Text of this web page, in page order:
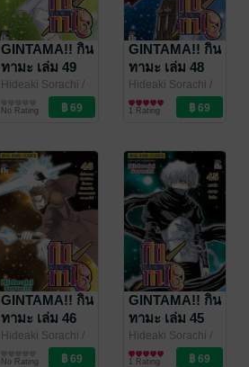
GINTAMA!! กิน
ทามะ เล่ม 49
Hideaki Sorachi /
Siam Inter Comics
การ์ตูนทั่วไป
No Rating
GINTAMA!! กิน
ทามะ เล่ม 48
Hideaki Sorachi /
Siam Inter Comics
การ์ตูนทั่วไป
1 Rating
GINTAMA!! กิน
ทามะ เล่ม 46
Hideaki Sorachi /
Siam Inter Comics
การ์ตูนทั่วไป
No Rating
GINTAMA!! กิน
ทามะ เล่ม 45
Hideaki Sorachi /
Siam Inter Comics
การ์ตูนทั่วไป
1 Rating